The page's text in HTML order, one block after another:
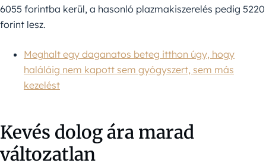
6055 forintba kerül, a hasonló plazmakiszerelés pedig 5220
forint lesz.
Meghalt egy daganatos beteg itthon úgy, hogy
haláláig nem kapott sem gyógyszert, sem más
kezelést
Kevés dolog ára marad
változatlan